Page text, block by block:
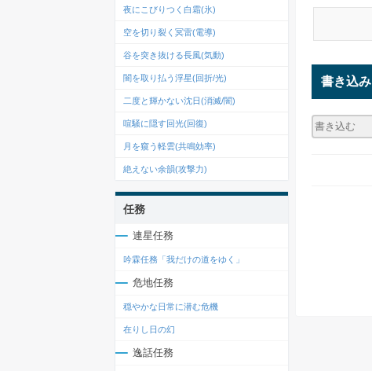
書き込み
夜にこびりつく白霜(氷)
空を切り裂く冥雷(電導)
谷を突き抜ける長風(気動)
闇を取り払う浮星(回折/光)
二度と輝かない沈日(消滅/闇)
喧騒に隠す回光(回復)
月を窺う軽雲(共鳴効率)
絶えない余韻(攻撃力)
任務
連星任務
吟霖任務「我だけの道をゆく」
危地任務
穏やかな日常に潜む危機
在りし日の幻
逸話任務